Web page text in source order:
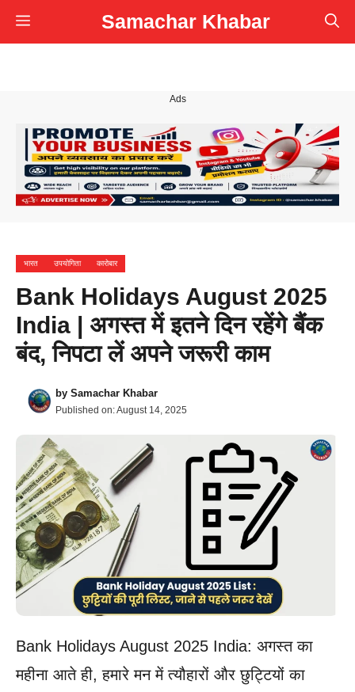
Skip
to
Samachar Khabar
Menu
Ads
भारत उपयोगिता कारोबार
Bank Holidays August 2025
India | अगस्त में इतने दिन रहेंगे बैंक
बंद, निपटा लें अपने जरूरी काम
by Samachar Khabar
Published on:August 14, 2025
Bank Holidays August 2025 India: अगस्त का
महीना आते ही, हमारे मन में त्यौहारों और छुट्टियों का